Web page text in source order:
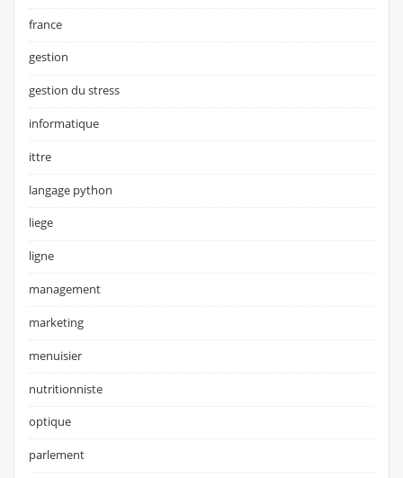
france
gestion
gestion du stress
informatique
ittre
langage python
liege
ligne
management
marketing
menuisier
nutritionniste
optique
parlement